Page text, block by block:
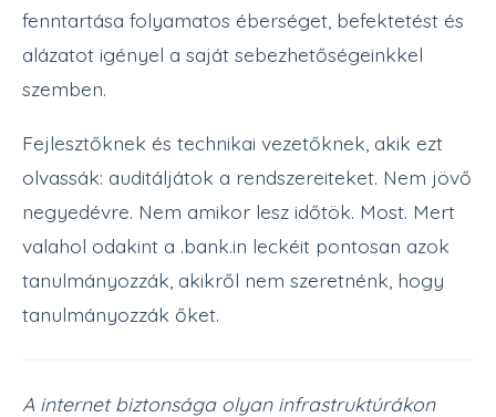
fenntartása folyamatos éberséget, befektetést és
alázatot igényel a saját sebezhetőségeinkkel
szemben.
Fejlesztőknek és technikai vezetőknek, akik ezt
olvassák: auditáljátok a rendszereiteket. Nem jövő
negyedévre. Nem amikor lesz időtök. Most. Mert
valahol odakint a .bank.in leckéit pontosan azok
tanulmányozzák, akikről nem szeretnénk, hogy
tanulmányozzák őket.
A internet biztonsága olyan infrastruktúrákon